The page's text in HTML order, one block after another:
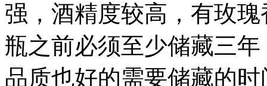
强，酒精度较高，有玫
瓶之前必须至少储藏三
品质也好的需要储藏的